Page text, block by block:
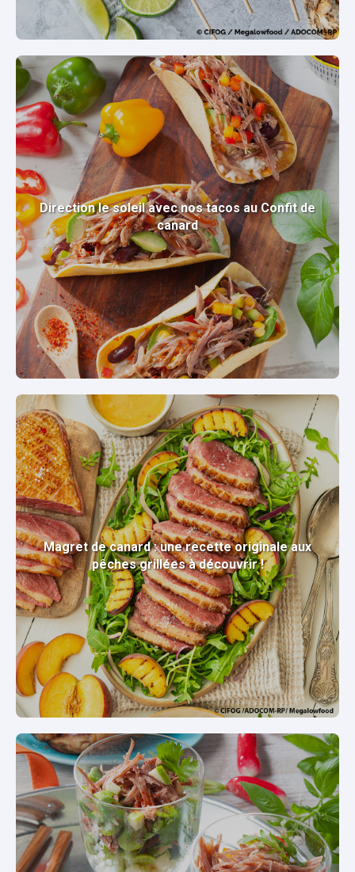
Direction le soleil avec nos tacos au Confit de
canard
Magret de canard : une recette originale aux
pêches grillées à découvrir !